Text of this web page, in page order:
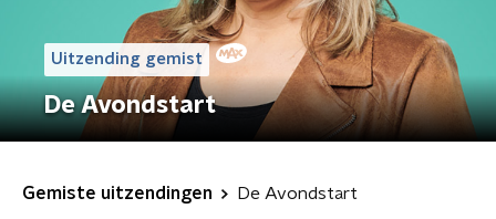
Uitzending gemist
De Avondstart
Gemiste uitzendingen De Avondstart